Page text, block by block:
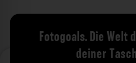
Fotogoals. Die Welt
deiner